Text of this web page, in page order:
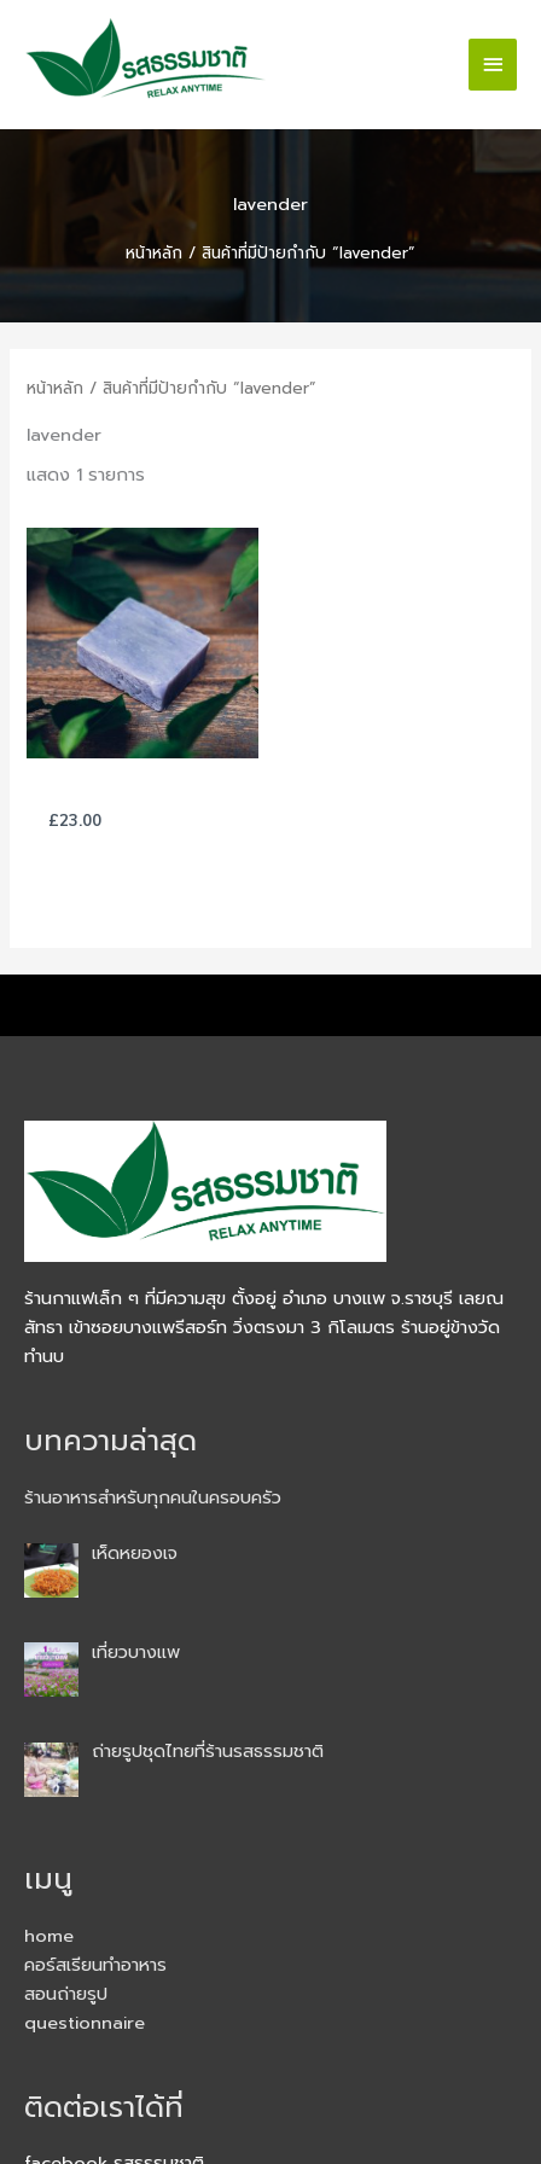
content
Main
lavender
หน้าหลัก / สินค้าที่มีป้ายกำกับ “lavender”
หน้าหลัก / สินค้าที่มีป้ายกำกับ “lavender”
lavender
แสดง 1 รายการ
£23.00
ร้านกาแฟเล็ก ๆ ที่มีความสุข ตั้งอยู่ อำเภอ บางแพ จ.ราชบุรี เลยณ
สัทธา เข้าซอยบางแพรีสอร์ท วิ่งตรงมา 3 กิโลเมตร ร้านอยู่ข้างวัด
ทำนบ
บทความล่าสุด
ร้านอาหารสำหรับทุกคนในครอบครัว
เห็ดหยองเจ
เที่ยวบางแพ
ถ่ายรูปชุดไทยที่ร้านรสธรรมชาติ
เมนู
home
คอร์สเรียนทำอาหาร
สอนถ่ายรูป
questionnaire
ติดต่อเราได้ที่